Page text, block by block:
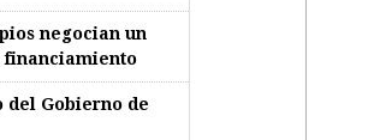
negocian un
financiamiento
del Gobierno de